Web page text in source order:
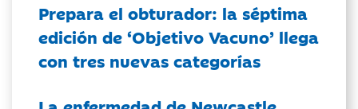
Prepara el obturador: la séptima
edición de ‘Objetivo Vacuno’ llega
con tres nuevas categorías